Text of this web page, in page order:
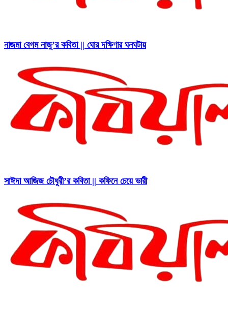
নাজমা বেগম নাজু’র কবিতা || ঘোর দক্ষিণার ঘনঘটায়
সাঈদা আজিজ চৌধুরী’র কবিতা || কফিনে চেয়ে ভারী